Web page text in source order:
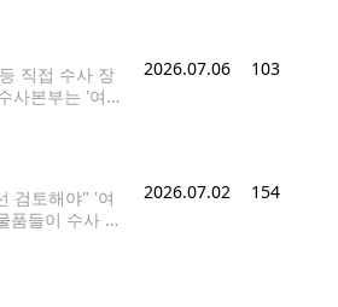
직접 수사 장
사본부는 '여고
2026.07.06 103
검토해야" '여
품들이 수사 초
2026.07.02 154